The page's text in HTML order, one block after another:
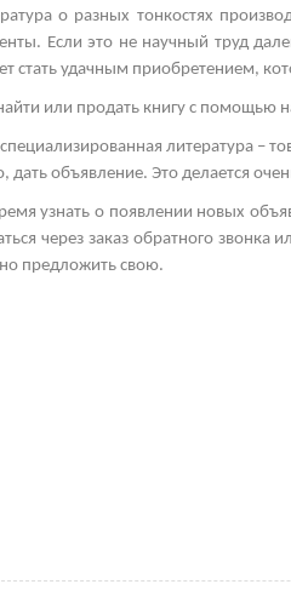
о разных тонкостях
Если это не научный труд
стать удачным приобретением,
или продать книгу с помощью
литература –
дать объявление. Это делается
узнать о появлении новых
через заказ обратного
предложить свою.